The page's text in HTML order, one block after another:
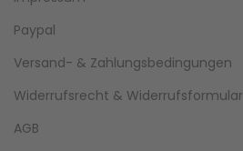
Paypal
Versand- & Zahlungsbedingungen
Widerrufsrecht & Widerrufsformular
AGB